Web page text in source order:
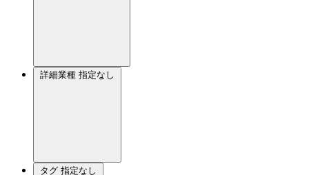
詳細業種 指定なし
タグ 指定なし